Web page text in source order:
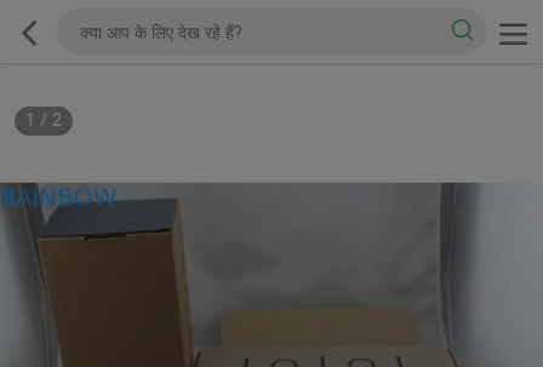
1 / 2